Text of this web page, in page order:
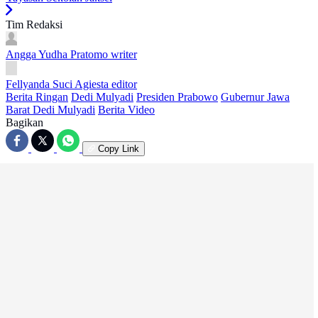
Tim Redaksi
Angga Yudha Pratomo writer
Fellyanda Suci Agiesta editor
Berita Ringan Dedi Mulyadi Presiden Prabowo Gubernur Jawa
Barat Dedi Mulyadi Berita Video
Bagikan
Copy Link